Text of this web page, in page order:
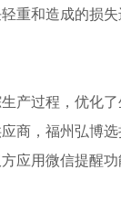
重和造成的损
产过程，优化
商，福州弘博
应用微信提醒